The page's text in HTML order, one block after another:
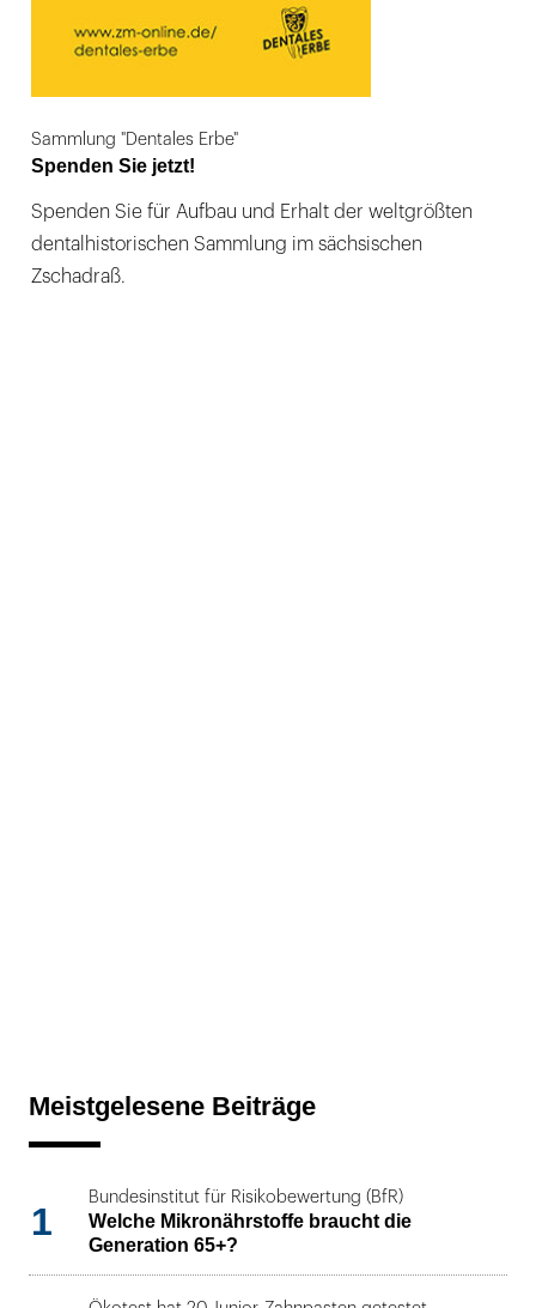
Sammlung "Dentales Erbe"
Spenden Sie jetzt!
Spenden Sie für Aufbau und Erhalt der weltgrößten
dentalhistorischen Sammlung im sächsischen
Zschadraß.
Meistgelesene Beiträge
1
Bundesinstitut für Risikobewertung (BfR)
Welche Mikronährstoffe braucht die
Generation 65+?